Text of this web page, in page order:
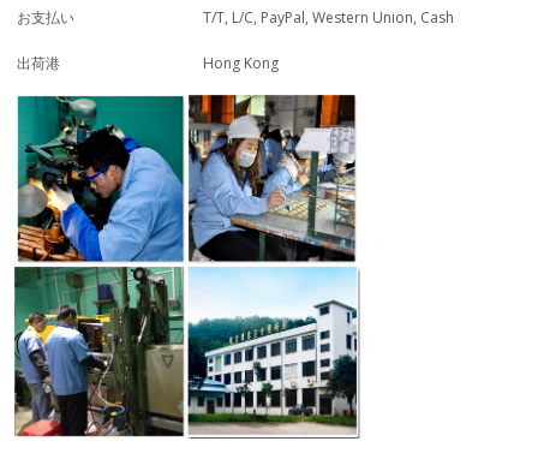
お支払い T/T, L/C, PayPal, Western Union, Cash
出荷港 Hong Kong